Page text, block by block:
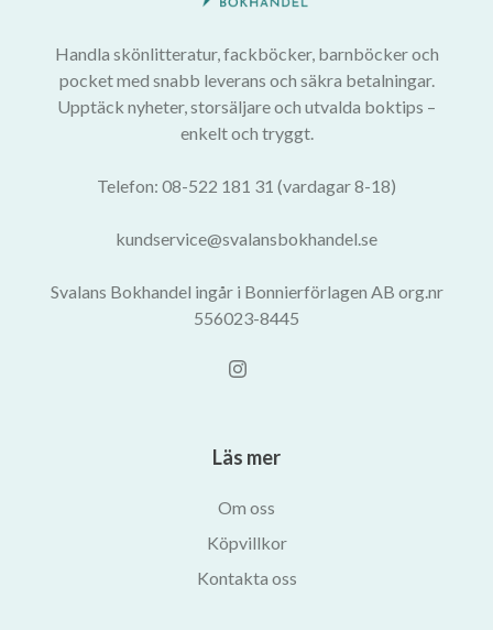
Handla skönlitteratur, fackböcker, barnböcker och
pocket med snabb leverans och säkra betalningar.
Upptäck nyheter, storsäljare och utvalda boktips –
enkelt och tryggt.
Telefon: 08-522 181 31 (vardagar 8-18)
kundservice@svalansbokhandel.se
Svalans Bokhandel ingår i Bonnierförlagen AB org.nr
556023-8445
Läs mer
Om oss
Köpvillkor
Kontakta oss